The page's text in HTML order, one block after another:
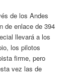
de los Andes
de enlace de 394
llevará a los
los pilotos
firme, pero
vez las de